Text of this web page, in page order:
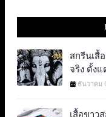
สกรีนเสื้
จริง ตั้งแ
ธันวาคม